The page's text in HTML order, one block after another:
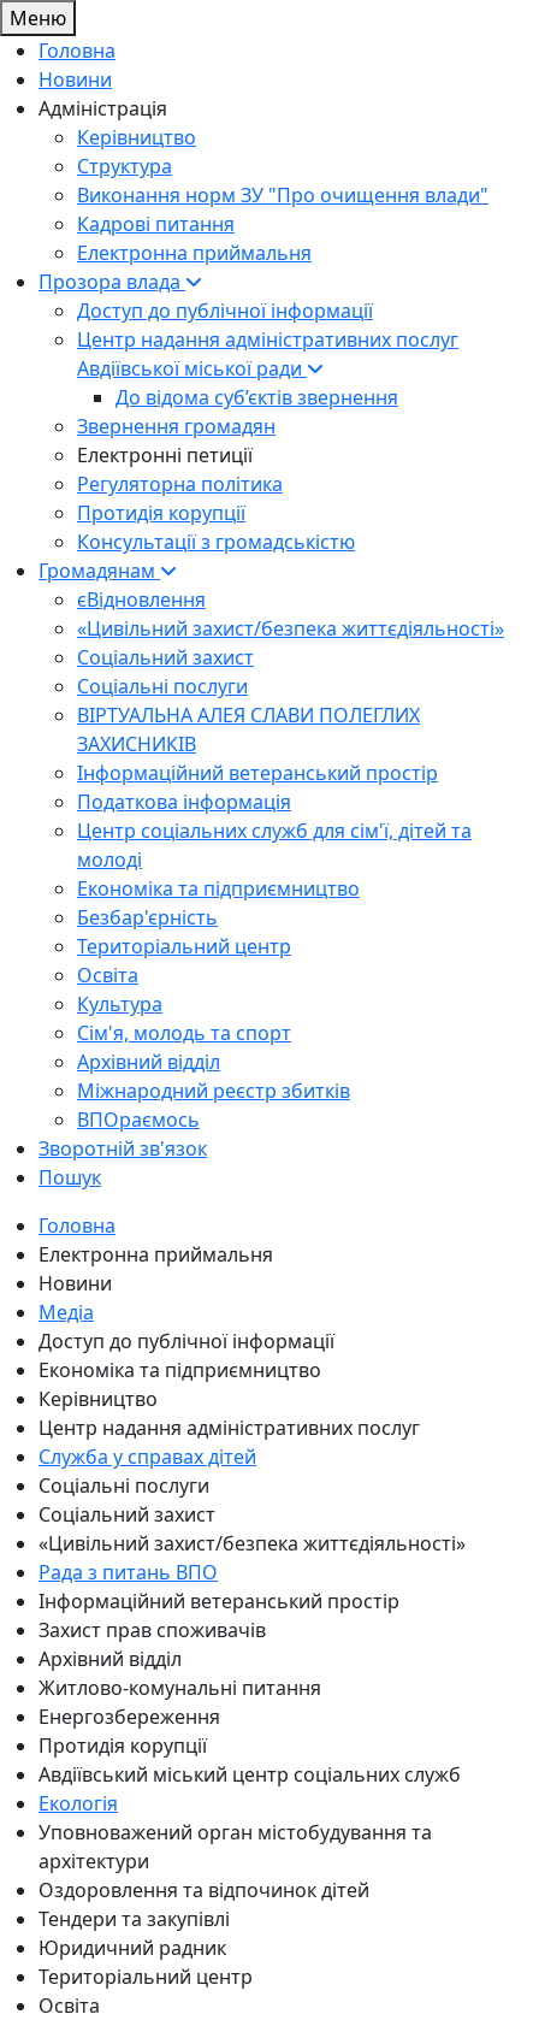
Меню
Головна
Новини
Адміністрація
Керівництво
Структура
Виконання норм ЗУ "Про очищення влади"
Кадрові питання
Електронна приймальня
Прозора влада
Доступ до публічної інформації
Центр надання адміністративних послуг
Авдіївської міської ради
До відома суб’єктів звернення
Звернення громадян
Електронні петиції
Регуляторна політика
Протидія корупції
Консультації з громадськістю
Громадянам
єВідновлення
«Цивільний захист/безпека життєдіяльності»
Соціальний захист
Соціальні послуги
ВІРТУАЛЬНА АЛЕЯ СЛАВИ ПОЛЕГЛИХ
ЗАХИСНИКІВ
Інформаційний ветеранський простір
Податкова інформація
Центр соціальних служб для сім'ї, дітей та
молоді
Економіка та підприємництво
Безбар'єрність
Територіальний центр
Освіта
Культура
Сім'я, молодь та спорт
Архівний відділ
Міжнародний реєстр збитків
ВПОраємось
Зворотній зв'язок
Пошук
Головна
Електронна приймальня
Новини
Медіа
Доступ до публічної інформації
Економіка та підприємництво
Керівництво
Центр надання адміністративних послуг
Служба у справах дітей
Соціальні послуги
Соціальний захист
«Цивільний захист/безпека життєдіяльності»
Рада з питань ВПО
Інформаційний ветеранський простір
Захист прав споживачів
Архівний відділ
Житлово-комунальні питання
Енергозбереження
Протидія корупції
Авдіївський міський центр соціальних служб
Екологія
Уповноважений орган містобудування та
архітектури
Оздоровлення та відпочинок дітей
Тендери та закупівлі
Юридичний радник
Територіальний центр
Освіта